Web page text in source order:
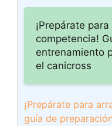
¡Prepárate para
competencia!
entrenamiento
el canicross
¡Prepárate para
guía de